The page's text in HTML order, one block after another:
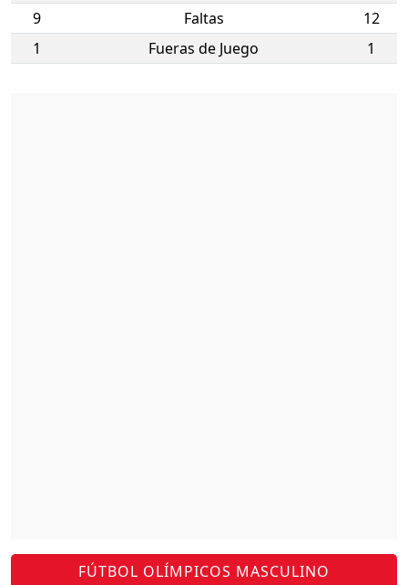
9 Faltas
12
1
Fueras de Juego 1
FÚTBOL OLÍMPICOS MASCULINO